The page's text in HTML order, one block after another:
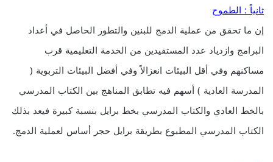
ثانياً : الطموح
إن ما تحقق من عملية الدمج للبنين والتطور الحاصل في أعداد
البرامج وازدياد عدد المستفيدين من الخدمة التعليمية قرب
مساكنهم وفي أقل البيئات انعزالاً وفي أفضل البيئات التربوية (
المدرسة العادية ) أسهم فيه تطابق المناهج بين الكتاب المدرسي
بالخط العادي والكتاب المدرسي بخط برايل بنسبة كبيرة فيعد بذلك
الكتاب المدرسي المطبوع بطريقة برايل حجر أساس لعملية الدمج.